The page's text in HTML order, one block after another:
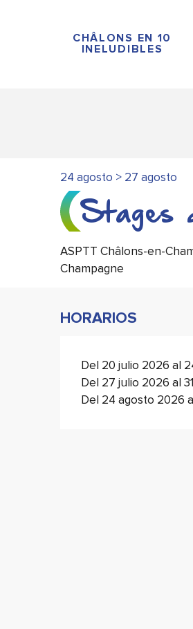
CHÂLONS EN 10
INELUDIBLES
24 agosto > 27 agosto
Stages
ASPTT Châlons-en-
Champagne
HORARIOS
Del 20 julio 2026 al
Del 27 julio 2026 al
Del 24 agosto 2026